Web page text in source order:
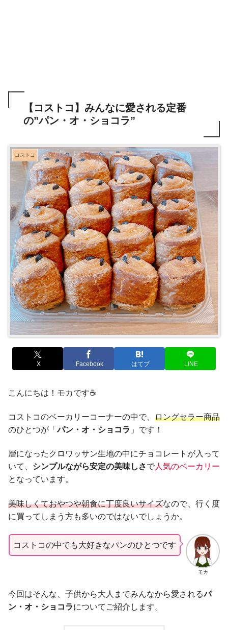
【コストコ】みんなに愛される定番
の”パン・オ・ショコラ”
コストコ
X Facebook はてブ LINE
こんにちは！モカです☕
コストコのベーカリーコーナーの中で、 ロングセラー商品
のひとつが「パン・オ・ショコラ 」です！
層になったクロワッサン生地の中にチョコレートが入って
いて、 シンプルながら安定の美味しさで人気のベーカリー
となっています。
美味しくておやつや朝食に丁度良いサイズなので、行く度
に買ってしまう方も多いのではないでしょうか。
モカ
コストコの中でも大好きなパンのひとつです
今回はそんな、子供から大人までみんなから愛されるパ
ン・オ・ショコラについてご紹介します。